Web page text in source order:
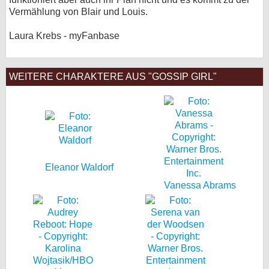
Vermählung von Blair und Louis.
Laura Krebs - myFanbase
WEITERE CHARAKTERE AUS "GOSSIP GIRL"
Eleanor Waldorf
Vanessa Abrams